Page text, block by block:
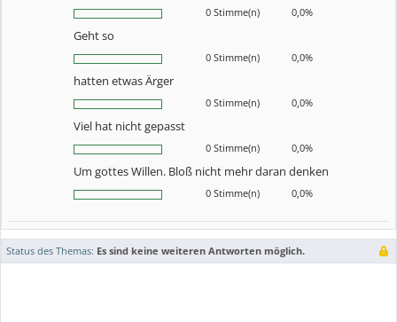
0 Stimme(n) 0,0%
Geht so
0 Stimme(n) 0,0%
hatten etwas Ärger
0 Stimme(n) 0,0%
Viel hat nicht gepasst
0 Stimme(n) 0,0%
Um gottes Willen. Bloß nicht mehr daran denken
0 Stimme(n) 0,0%
Status des Themas: Es sind keine weiteren Antworten möglich.